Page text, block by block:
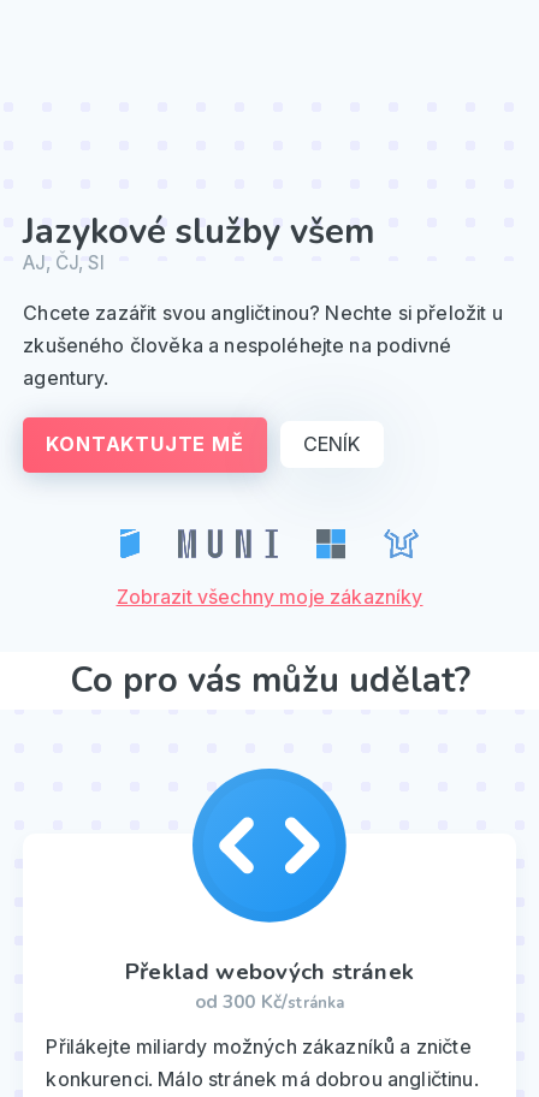
Jazykové služby všem
AJ, ČJ, SI
Chcete zazářit svou angličtinou? Nechte si přeložit u
zkušeného člověka a nespoléhejte na podivné
agentury.
KONTAKTUJTE MĚ CENÍK
Zobrazit všechny moje zákazníky
Co pro vás můžu udělat?
Překlad webových stránek
od 300 Kč/stránka
Přilákejte miliardy možných zákazníků a zničte
konkurenci. Málo stránek má dobrou angličtinu.